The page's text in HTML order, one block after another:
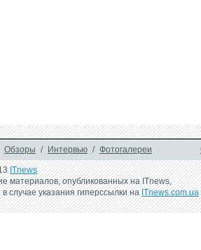
Обзоры / Интервью / Фотогалереи
ITnews
материалов, опубликованных на ITnews,
случае указания гиперссылки наITnews.com.ua